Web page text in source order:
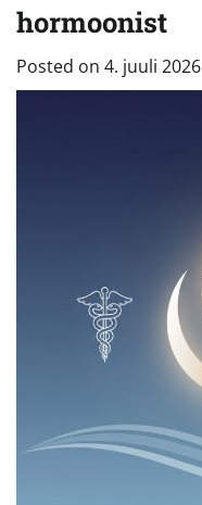
hormoonist
Posted on 4. juuli 2026